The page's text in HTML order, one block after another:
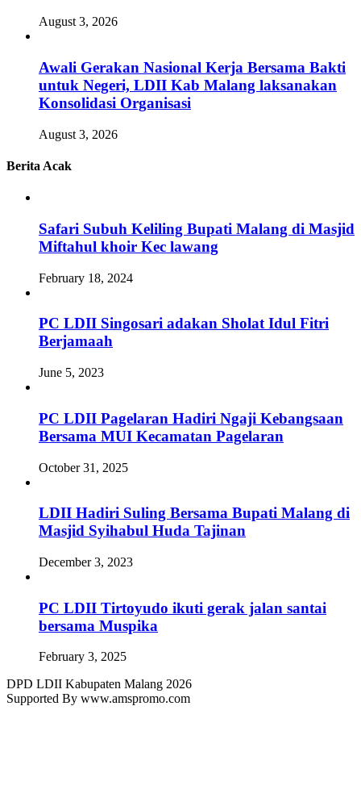
August 3, 2026
Awali Gerakan Nasional Kerja Bersama Bakti
untuk Negeri, LDII Kab Malang laksanakan
Konsolidasi Organisasi
August 3, 2026
Berita Acak
Safari Subuh Keliling Bupati Malang di Masjid
Miftahul khoir Kec lawang
February 18, 2024
PC LDII Singosari adakan Sholat Idul Fitri
Berjamaah
June 5, 2023
PC LDII Pagelaran Hadiri Ngaji Kebangsaan
Bersama MUI Kecamatan Pagelaran
October 31, 2025
LDII Hadiri Suling Bersama Bupati Malang di
Masjid Syihabul Huda Tajinan
December 3, 2023
PC LDII Tirtoyudo ikuti gerak jalan santai
bersama Muspika
February 3, 2025
DPD LDII Kabupaten Malang 2026
Supported By www.amspromo.com